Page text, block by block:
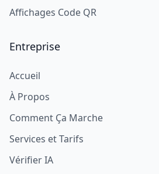
Affichages Code QR
Entreprise
Accueil
À Propos
Comment Ça Marche
Services et Tarifs
Vérifier IA